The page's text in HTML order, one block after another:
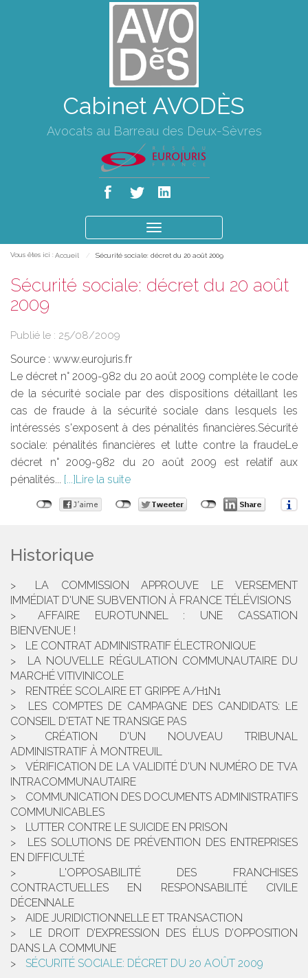
Cabinet AVODÈS
Avocats au Barreau des Deux-Sèvres
le
Vous êtes ici : Accueil Sécurité sociale: décret du 20 août 2009
Sécurité sociale: décret du 20 août
2009
Publié le : 25/08/2009
Source : www.eurojuris.fr
Le décret n° 2009-982 du 20 août 2009 complète le code
de la sécurité sociale par des dispositions détaillant les
cas de fraude à la sécurité sociale dans lesquels les
intéressés s'exposent à des pénalités financières.Sécurité
sociale: pénalités financières et lutte contre la fraudeLe
décret n° 2009-982 du 20 août 2009 est relatif aux
pénalités...
Lire la suite
Historique
LA COMMISSION APPROUVE LE VERSEMENT
IMMÉDIAT D'UNE SUBVENTION À FRANCE TÉLÉVISIONS
AFFAIRE EUROTUNNEL : UNE CASSATION
BIENVENUE !
LE CONTRAT ADMINISTRATIF ÉLECTRONIQUE
LA NOUVELLE RÉGULATION COMMUNAUTAIRE DU
MARCHÉ VITIVINICOLE
RENTRÉE SCOLAIRE ET GRIPPE A/H1N1
LES COMPTES DE CAMPAGNE DES CANDIDATS: LE
CONSEIL D'ETAT NE TRANSIGE PAS
CRÉATION D'UN NOUVEAU TRIBUNAL
ADMINISTRATIF À MONTREUIL
VÉRIFICATION DE LA VALIDITÉ D'UN NUMÉRO DE TVA
INTRACOMMUNAUTAIRE
COMMUNICATION DES DOCUMENTS ADMINISTRATIFS
COMMUNICABLES
LUTTER CONTRE LE SUICIDE EN PRISON
LES SOLUTIONS DE PRÉVENTION DES ENTREPRISES
EN DIFFICULTÉ
L'OPPOSABILITÉ DES FRANCHISES
CONTRACTUELLES EN RESPONSABILITÉ CIVILE
DÉCENNALE
AIDE JURIDICTIONNELLE ET TRANSACTION
LE DROIT D’EXPRESSION DES ÉLUS D’OPPOSITION
DANS LA COMMUNE
SÉCURITÉ SOCIALE: DÉCRET DU 20 AOÛT 2009